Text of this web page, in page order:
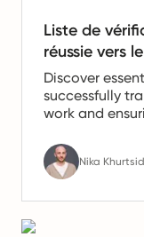
Liste de
réussie vers
Discover
successfully
work and
Nika